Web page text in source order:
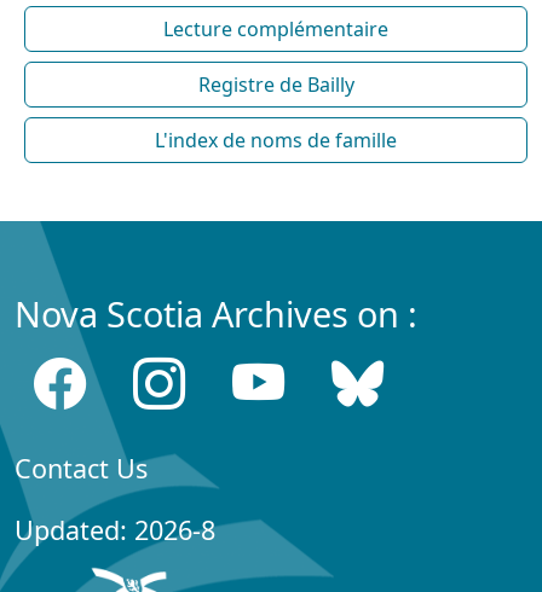
Lecture complémentaire
Registre de Bailly
L'index de noms de famille
Nova Scotia Archives on :
Contact Us
Updated: 2026-8